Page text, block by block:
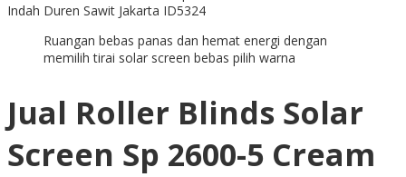
Ruangan bebas panas dan hemat energi dengan
memilih tirai solar screen bebas pilih warna
Jual Roller Blinds Solar
Screen Sp 2600-5 Cream